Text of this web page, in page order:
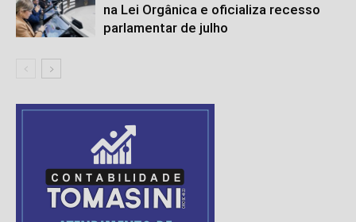
na Lei Orgânica e oficializa recesso
parlamentar de julho